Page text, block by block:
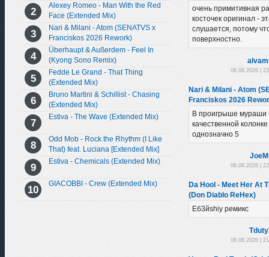
Alexey Romeo - Man With the Red
Face (Extended Mix)
Nari & Milani - Atom (SENATVS x
Franciskos 2026 Rework)
Überhaupt & Außerdem - Feel In
(Kyong Sono Remix)
Fedde Le Grand - That Thing
(Extended Mix)
Bruno Martini & Schillist - Chasing
(Extended Mix)
Estiva - The Wave (Extended Mix)
Odd Mob - Rock the Rhythm (I Like
That) feat. Luciana [Extended Mix]
Estiva - Chemicals (Extended Mix)
GIACOBBI - Crew (Extended Mix)
очень примитивная
косточек оригинал -
слушается, потому
поверхностно.
06.08.2026 |
Nari & Milani - Atom
Franciskos 2026
В проигрыше мураши
качественной
однозначно 5
06.08.2026 |
Da Hool - Meet Her At
(Don Diablo ReHex)
Еб3йshiy ремикс
06.08.2026 |